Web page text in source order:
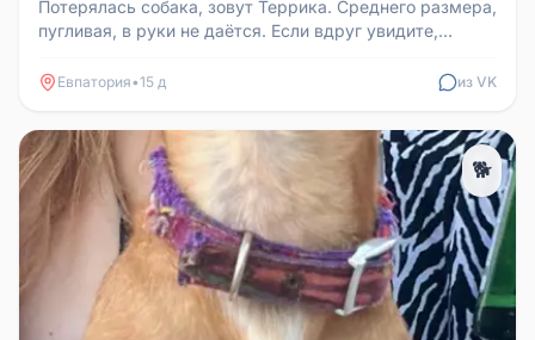
Потерялась собака, зовут Террика. Среднего размера,
пугливая, в руки не даётся. Если вдруг увидите,
Евпатория•15 д из VK
🐕